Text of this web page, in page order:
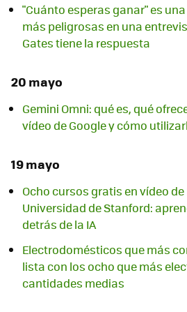
"Cuánto esperas ganar" es
más peligrosas en una
Gates tiene la respuesta
20 mayo
Gemini Omni: qué es, qué
vídeo de Google y cómo
19 mayo
Ocho cursos gratis en vídeo
Universidad de Stanford:
detrás de la IA
Electrodomésticos que más
lista con los ocho que más
cantidades medias